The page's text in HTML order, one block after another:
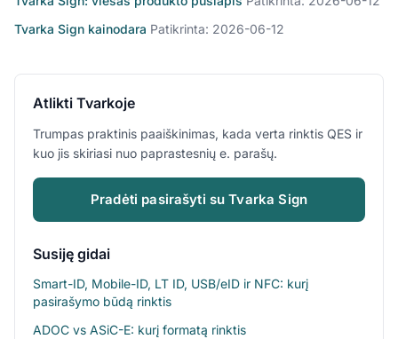
Tvarka Sign kainodara Patikrinta: 2026-06-12
Atlikti Tvarkoje
Trumpas praktinis paaiškinimas, kada verta rinktis QES ir
kuo jis skiriasi nuo paprastesnių e. parašų.
Pradėti pasirašyti su Tvarka Sign
Susiję gidai
Smart-ID, Mobile-ID, LT ID, USB/eID ir NFC: kurį
pasirašymo būdą rinktis
ADOC vs ASiC-E: kurį formatą rinktis